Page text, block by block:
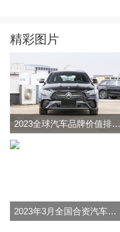
精彩图片
2023全球汽车品牌价值排行榜（Brand Finance
2023年3月全国合资汽车品牌销量排行榜完整版